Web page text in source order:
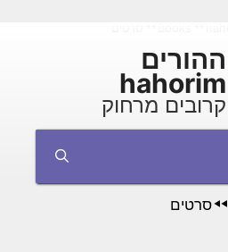
ההורים
hahorim
קרובים מרחוק
◄◄ סרטים